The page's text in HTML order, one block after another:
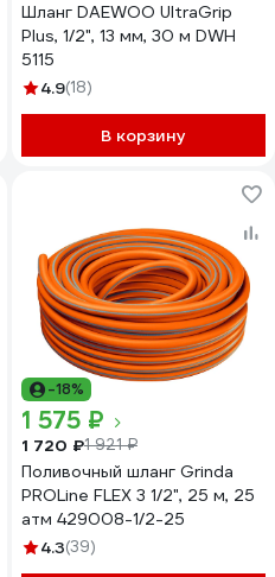
Шланг DAEWOO UltraGrip
Plus, 1/2", 13 мм, 30 м DWH
5115
4.9(18)
В корзину
-18%
1 575 ₽
1 720 ₽1 921 ₽
Поливочный шланг Grinda
PROLine FLEX 3 1/2", 25 м, 25
атм 429008-1/2-25
4.3(39)